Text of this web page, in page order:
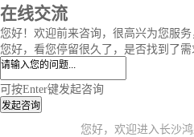
在线交流
您好！欢迎前来咨询，很高兴为您服务
您好，看您停留很久了，是否找到了
可按Enter键发起咨询
发起咨询
您好，欢迎进入长沙